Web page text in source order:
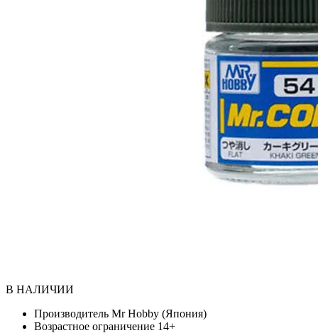
В НАЛИЧИИ
Производитель Mr Hobby (Япония)
Возрастное ограничение 14+